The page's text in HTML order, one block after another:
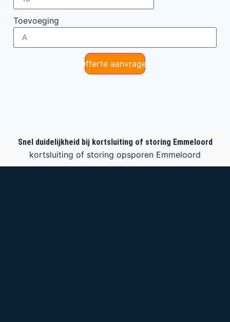
Toevoeging
Offerte aanvragen
Snel duidelijkheid bij kortsluiting of storing Emmeloord
kortsluiting of storing opsporen Emmeloord